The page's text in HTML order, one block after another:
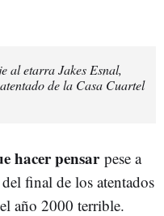
al etarra Jakes Esnal,
de la Casa Cuartel
hacer pensarpese a
final de los atentados
año 2000 terrible.